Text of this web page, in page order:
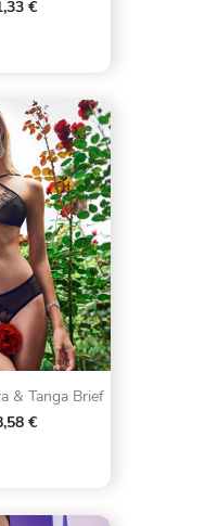
€
& Tanga Brief
€